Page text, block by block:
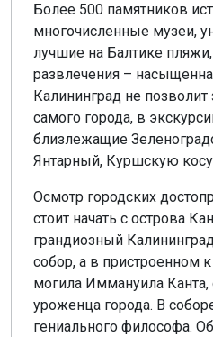
Более 500 памятников
многочисленные музеи,
лучшие на Балтике
развлечения –
Калининград не позволит
самого города, в
близлежащие
Янтарный, Куршскую
Осмотр городских
стоит начать с острова
грандиозный
собор, а в пристроенном
могила Иммануила Канта,
уроженца города. В
гениального философа.